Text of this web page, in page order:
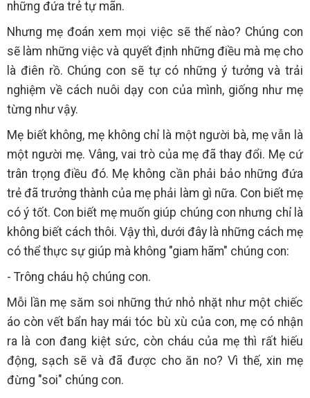
những đứa trẻ tự mãn.
Nhưng mẹ đoán xem mọi việc sẽ thế nào? Chúng con
sẽ làm những việc và quyết định những điều mà mẹ cho
là điên rồ. Chúng con sẽ tự có những ý tưởng và trải
nghiệm về cách nuôi dạy con của mình, giống như mẹ
từng như vậy.
Mẹ biết không, mẹ không chỉ là một người bà, mẹ vẫn là
một người mẹ. Vâng, vai trò của mẹ đã thay đổi. Mẹ cứ
trân trọng điều đó. Mẹ không cần phải bảo những đứa
trẻ đã trưởng thành của mẹ phải làm gì nữa. Con biết mẹ
có ý tốt. Con biết mẹ muốn giúp chúng con nhưng chỉ là
không biết cách thôi. Vậy thì, dưới đây là những cách mẹ
có thể thực sự giúp mà không "giam hãm" chúng con:
- Trông cháu hộ chúng con.
Mỗi lần mẹ săm soi những thứ nhỏ nhặt như một chiếc
áo còn vết bẩn hay mái tóc bù xù của con, mẹ có nhận
ra là con đang kiệt sức, còn cháu của mẹ thì rất hiếu
động, sạch sẽ và đã được cho ăn no? Vì thế, xin mẹ
đừng "soi" chúng con.